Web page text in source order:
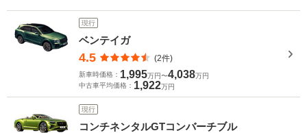
現行
ベンテイガ
4.5 (2件)
新車時価格： 1,995万円〜4,038万円
中古車平均価格： 1,922万円
現行
コンチネンタルGTコンバーチブル